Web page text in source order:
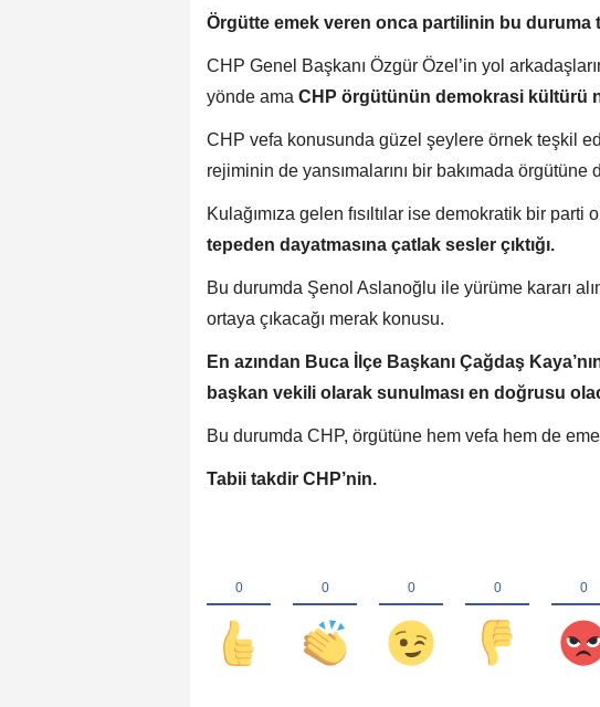
Örgütte emek veren onca partilinin bu duruma
CHP Genel Başkanı Özgür Özel’in yol
yönde ama CHP örgütünün demokrasi kültürü
CHP vefa konusunda güzel şeylere örnek teşkil
rejiminin de yansımalarını bir bakımada örgütüne
Kulağımıza gelen fısıltılar ise demokratik bir parti
tepeden dayatmasına çatlak sesler çıktığı.
Bu durumda Şenol Aslanoğlu ile yürüme kararı
ortaya çıkacağı merak konusu.
En azından Buca İlçe Başkanı Çağdaş
başkan vekili olarak sunulması en doğrusu
Bu durumda CHP, örgütüne hem vefa hem de
Tabii takdir CHP’nin.